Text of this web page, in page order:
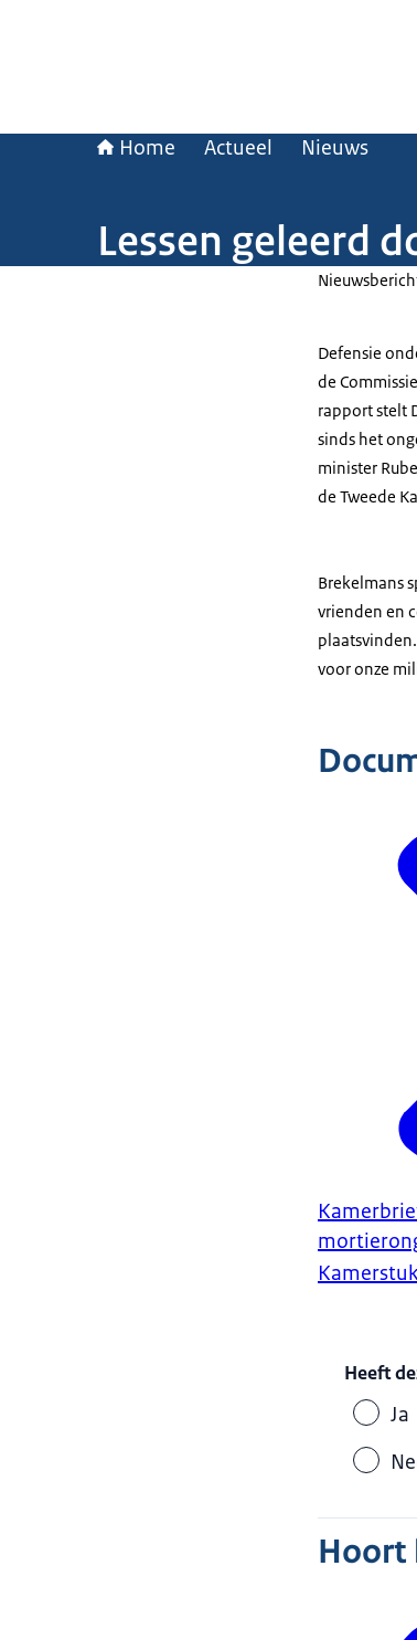
Home Actueel Nieuws
Lessen geleerd
Defensie
de
rapport stelt
sinds het
minister
de Tweede
Brekelmans
vrienden en
voor onze
Heeft
Ja
Hoort